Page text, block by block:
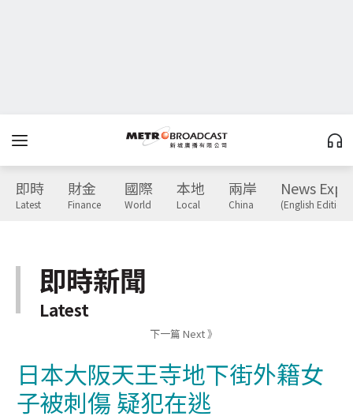
即時
Latest
財金
Finance
國際
World
本地
Local
兩岸
China
News
(English Edition)
即時新聞
Latest
下一篇 Next 》
日本大阪天王寺地下街外籍女
子被刺傷 疑犯在逃